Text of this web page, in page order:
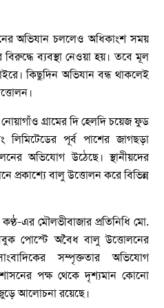
অভিযান চললেও অধিকাংশ সময়
বিরুদ্ধে ব্যবস্থা নেওয়া হয়। তবে মূল
কিছুদিন অভিযান বন্ধ থাকলেই
গ্রামের দি হেলদি চয়েজ ফুড
লিমিটেডের পূর্ব পাশের জাগছড়া
অভিযোগ উঠেছে। স্থানীয়দের
প্রকাশ্যে বালু উত্তোলন করে বিভিন্ন
মৌলভীবাজার প্রতিনিধি মো.
পোস্টে অবৈধ বালু উত্তোলনের
সম্পৃক্ততার অভিযোগ
পক্ষ থেকে দৃশ্যমান কোনো
আলোচনা রয়েছে।